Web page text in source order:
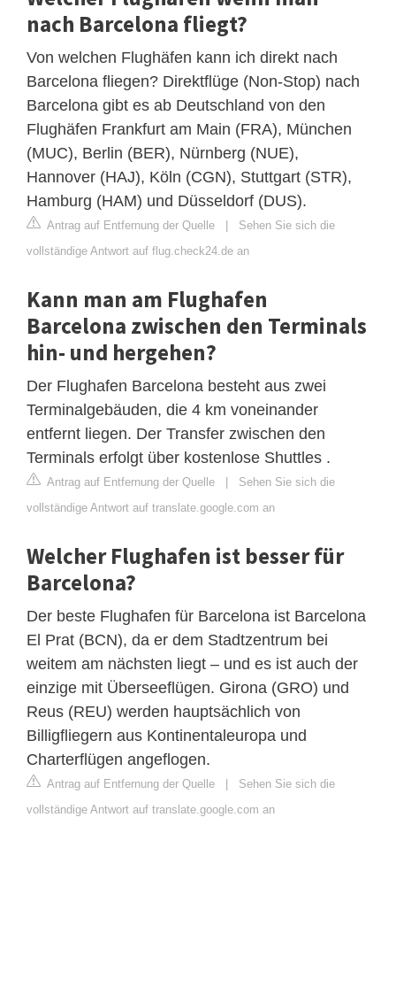
nach Barcelona fliegt?
Von welchen Flughäfen kann ich direkt nach
Barcelona fliegen? Direktflüge (Non-Stop) nach
Barcelona gibt es ab Deutschland von den
Flughäfen Frankfurt am Main (FRA), München
(MUC), Berlin (BER), Nürnberg (NUE),
Hannover (HAJ), Köln (CGN), Stuttgart (STR),
Hamburg (HAM) und Düsseldorf (DUS).
Antrag auf Entfernung der Quelle | Sehen Sie sich die
vollständige Antwort auf flug.check24.de an
Kann man am Flughafen
Barcelona zwischen den Terminals
hin- und hergehen?
Der Flughafen Barcelona besteht aus zwei
Terminalgebäuden, die 4 km voneinander
entfernt liegen. Der Transfer zwischen den
Terminals erfolgt über kostenlose Shuttles .
Antrag auf Entfernung der Quelle | Sehen Sie sich die
vollständige Antwort auf translate.google.com an
Welcher Flughafen ist besser für
Barcelona?
Der beste Flughafen für Barcelona ist Barcelona
El Prat (BCN), da er dem Stadtzentrum bei
weitem am nächsten liegt – und es ist auch der
einzige mit Überseeflügen. Girona (GRO) und
Reus (REU) werden hauptsächlich von
Billigfliegern aus Kontinentaleuropa und
Charterflügen angeflogen.
Antrag auf Entfernung der Quelle | Sehen Sie sich die
vollständige Antwort auf translate.google.com an